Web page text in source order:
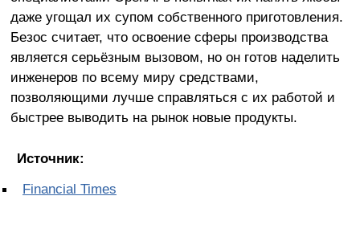
даже угощал их супом собственного приготовления.
Безос считает, что освоение сферы производства
является серьёзным вызовом, но он готов наделить
инженеров по всему миру средствами,
позволяющими лучше справляться с их работой и
быстрее выводить на рынок новые продукты.
Источник:
Financial Times